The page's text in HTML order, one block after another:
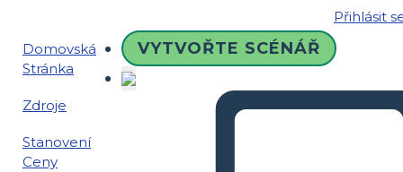
Přihlásit
Domovská
Stránka
Zdroje
Stanovení
Ceny
VYTVOŘTE SCÉNÁŘ